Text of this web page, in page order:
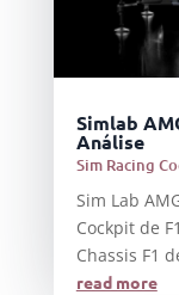
Simlab
Análise
Sim Racing
Sim Lab
Cockpit de
Chassis F1
read more